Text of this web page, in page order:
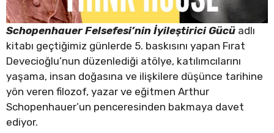
Schopenhauer Felsefesi’nin İyileştirici Gücü adlı
kitabı geçtiğimiz günlerde 5. baskısını yapan Fırat
Devecioğlu’nun düzenlediği atölye, katılımcılarını
yaşama, insan doğasına ve ilişkilere düşünce tarihine
yön veren filozof, yazar ve eğitmen Arthur
Schopenhauer’un penceresinden bakmaya davet
ediyor.